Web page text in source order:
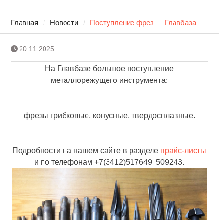
Главная Новости Поступление фрез — Главбаза
20.11.2025
На Главбазе большое поступление
металлорежущего инструмента:
фрезы грибковые, конусные, твердосплавные.
Подробности на нашем сайте в разделе прайс-листы
и по телефонам +7(3412)517649, 509243.